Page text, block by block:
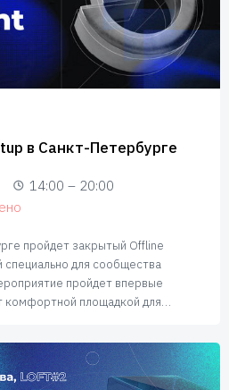
в Санкт-Петербурге
14:00 – 20:00
пройдет закрытый Offline
специально для сообщества
пройдет впервые
комфортной площадкой для
софта с помощью продуктов